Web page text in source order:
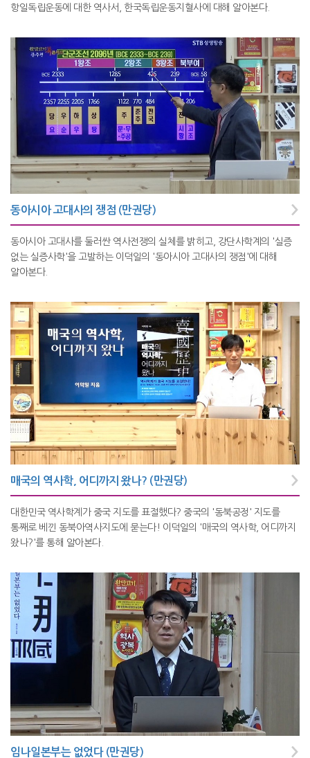
항일독립운동에 대한 역사서, 한국독립운동지혈사에 대해 알아본다.
동아시아 고대사의 쟁점 (만권당)
동아시아 고대사를 둘러싼 역사전쟁의 실체를 밝히고, 강단사학계의 '실증
없는 실증사학'을 고발하는 이덕일의 '동아시아 고대사의 쟁점'에 대해
알아본다.
매국의 역사학, 어디까지 왔나? (만권당)
대한민국 역사학계가 중국 지도를 표절했다? 중국의 '동북공정' 지도를
통째로 베낀 동북아역사지도에 묻는다! 이덕일의 '매국의 역사학, 어디까지
왔나?'를 통해 알아본다.
임나일본부는 없었다 (만권당)